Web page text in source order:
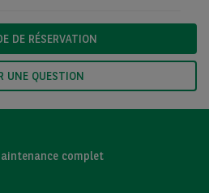
DE RÉSERVATION
UNE QUESTION
complet